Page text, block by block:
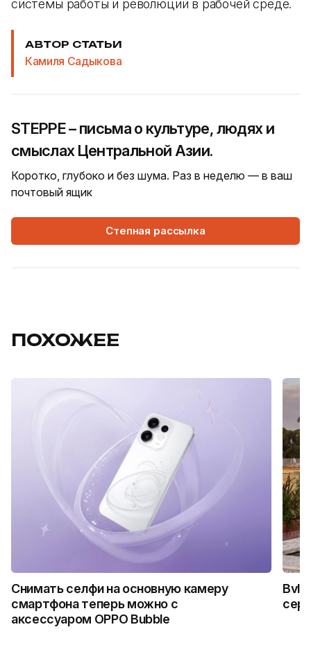
системы работы и революции в рабочей среде.
АВТОР СТАТЬИ
Камиля Садыкова
STEPPE – письма о культуре, людях и
смыслах Центральной Азии.
Коротко, глубоко и без шума. Раз в неделю — в ваш
почтовый ящик
Степная рассылка
ПОХОЖЕЕ
Снимать селфи на основную камеру
смартфона теперь можно с
аксессуаром OPPO Bubble